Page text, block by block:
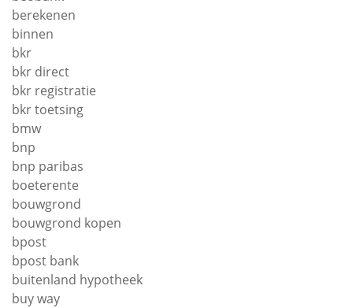
berekenen
binnen
bkr
bkr direct
bkr registratie
bkr toetsing
bmw
bnp
bnp paribas
boeterente
bouwgrond
bouwgrond kopen
bpost
bpost bank
buitenland hypotheek
buy way